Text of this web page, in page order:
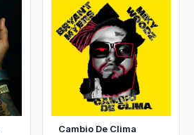
Cambio De Clima